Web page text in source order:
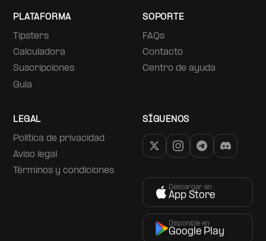
PLATAFORMA
Tipsters
Calculadora
Suscripciones
Guía
SOPORTE
FAQs
Contacto
Centro de ayuda
LEGAL
Política de privacidad
Aviso legal
Términos y condiciones
SÍGUENOS
Descargar en
App Store
Disponible en
Google Play